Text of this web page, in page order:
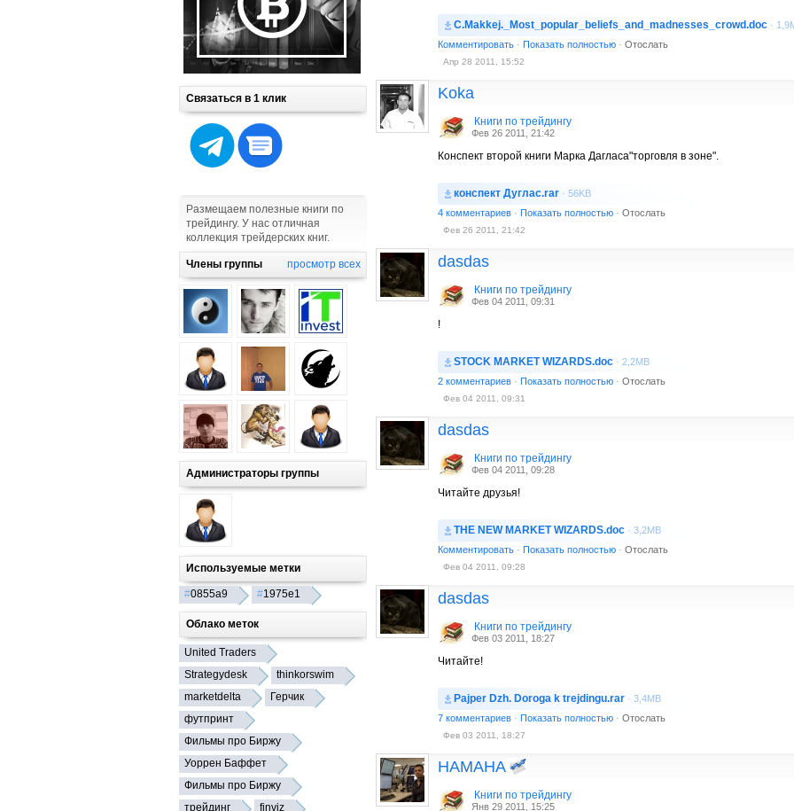
Связаться в 1 клик
Размещаем полезные книги по
трейдингу. У нас отличная
коллекция трейдерских книг.
Члены группы просмотр всех
Администраторы группы
Используемые метки
#0855a9 #1975e1
Облако меток
United Traders
Strategydesk
thinkorswim
marketdelta
Герчик
футпринт
Фильмы про Биржу
Уоррен Баффет
Фильмы про Биржу
трейдинг
finviz
C.Makkej._Most_popular_beliefs_and_madnesses_crowd.doc ·
Комментировать · Показать полностью · Отослать
Апр 28 2011, 15:52
Koka
Книги по трейдингу
Фев 26 2011, 21:42
Конспект второй книги Марка Дагласа"торговля в зоне".
конспект Дуглас.rar · 56KB
4 комментариев · Показать полностью · Отослать
Фев 26 2011, 21:42
dasdas
Книги по трейдингу
Фев 04 2011, 09:31
!
STOCK MARKET WIZARDS.doc · 2,2MB
2 комментариев · Показать полностью · Отослать
Фев 04 2011, 09:31
dasdas
Книги по трейдингу
Фев 04 2011, 09:28
Читайте друзья!
THE NEW MARKET WIZARDS.doc · 3,2MB
Комментировать · Показать полностью · Отослать
Фев 04 2011, 09:28
dasdas
Книги по трейдингу
Фев 03 2011, 18:27
Читайте!
Pajper Dzh. Doroga k trejdingu.rar · 3,4MB
7 комментариев · Показать полностью · Отослать
Фев 03 2011, 18:27
HAMAHA
Книги по трейдингу
Янв 29 2011, 15:25